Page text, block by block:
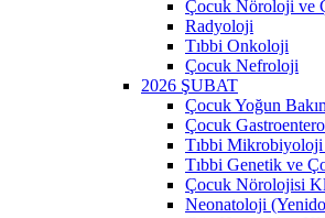
Çocuk Nöroloji ve
Radyoloji
Tıbbi Onkoloji
Çocuk Nefroloji
2026 ŞUBAT
Çocuk Yoğun
Çocuk
Tıbbi
Tıbbi Genetik ve
Çocuk Nörolojisi
Neonatoloji